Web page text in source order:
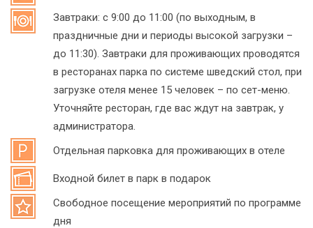
Завтраки: с 9:00 до 11:00 (по выходным, в
праздничные дни и периоды высокой загрузки –
до 11:30). Завтраки для проживающих проводятся
в ресторанах парка по системе шведский стол, при
загрузке отеля менее 15 человек – по сет-меню.
Уточняйте ресторан, где вас ждут на завтрак, у
администратора.
Отдельная парковка для проживающих в отеле
Входной билет в парк в подарок
Свободное посещение мероприятий по программе
дня